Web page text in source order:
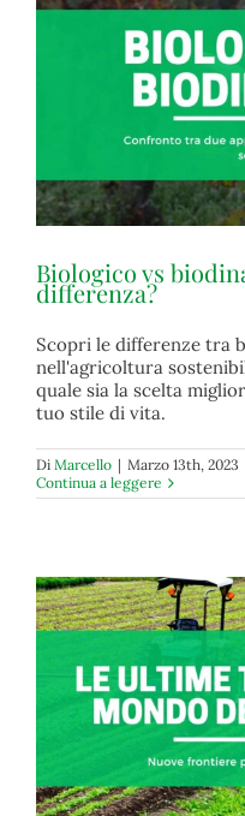
Biologico vs
Biologico vs
differenza?
Scopri le differenze tra
nell'agricoltura
quale sia la scelta
tuo stile di vita.
Di Marcello | Marzo 13th, 2023
Continua a leggere